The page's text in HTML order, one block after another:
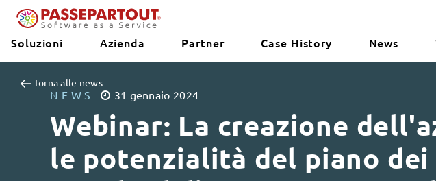
Soluzioni Azienda Partner Case History News
Torna alle news
NEWS 31 gennaio 2024
Webinar: La creazione
le potenzialità del piano